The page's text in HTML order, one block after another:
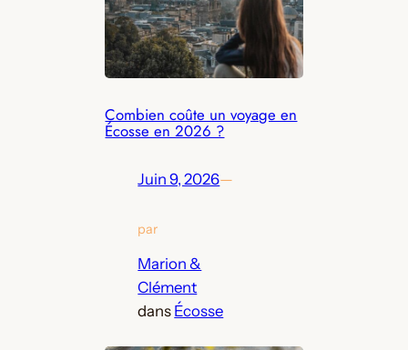
Combien coûte un voyage en
Écosse en 2026 ?
Juin 9, 2026—
par
Marion &
Clément
dans Écosse